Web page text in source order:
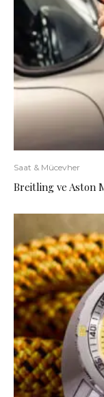
Saat & Mücevher
Breitling ve Aston